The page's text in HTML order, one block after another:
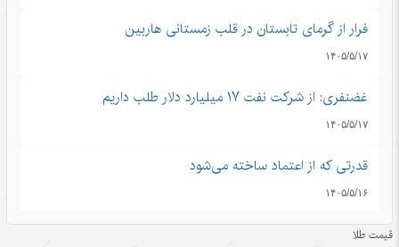
فرار از گرمای تابستان در قلب زمستانی هاربین
۱۴۰۵/۵/۱۷
غضنفری: از شرکت نفت ۱۷ میلیارد دلار طلب داریم
۱۴۰۵/۵/۱۷
قدرتی که از اعتماد ساخته می‌شود
۱۴۰۵/۵/۱۶
اندیشه‌های کلاسیک چین قسمت دوم: رشد و بالندگی همراه باقیمت طلا